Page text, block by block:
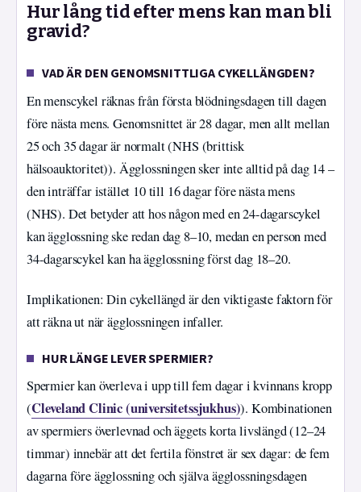
Hur lång tid efter mens kan man bli
gravid?
VAD ÄR DEN GENOMSNITTLIGA CYKELLÄNGDEN?
En menscykel räknas från första blödningsdagen till dagen
före nästa mens. Genomsnittet är 28 dagar, men allt mellan
25 och 35 dagar är normalt (NHS (brittisk
hälsoauktoritet)). Ägglossningen sker inte alltid på dag 14 –
den inträffar istället 10 till 16 dagar före nästa mens
(NHS). Det betyder att hos någon med en 24-dagarscykel
kan ägglossning ske redan dag 8–10, medan en person med
34-dagarscykel kan ha ägglossning först dag 18–20.
Implikationen: Din cykellängd är den viktigaste faktorn för
att räkna ut när ägglossningen infaller.
HUR LÄNGE LEVER SPERMIER?
Spermier kan överleva i upp till fem dagar i kvinnans kropp
(Cleveland Clinic (universitetssjukhus)). Kombinationen
av spermiers överlevnad och äggets korta livslängd (12–24
timmar) innebär att det fertila fönstret är sex dagar: de fem
dagarna före ägglossning och själva ägglossningsdagen